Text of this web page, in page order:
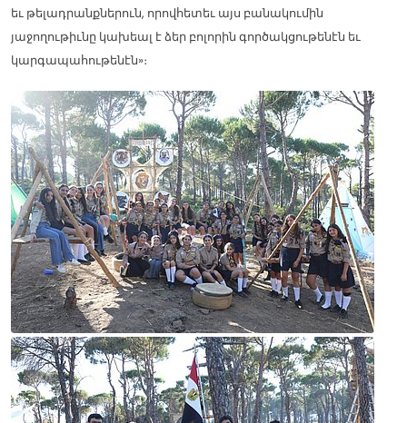
եւ թելադրանքներուն, որովհետեւ այս բանակումին
յաջողութիւնը կախեալ է ձեր բոլորին գործակցութենէն եւ
կարգապահութենէն»։